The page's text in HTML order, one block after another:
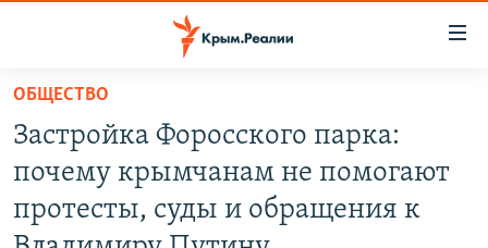
Вернуться
основному
содержанию
СПЕЦПРОЕКТЫ
КАРТА ВОЕННЫХ ОБЪЕКТОВ КРЫМА
ИСТОРИЯ
ОБЩЕСТВО
Застройка Форосского парка:
почему крымчанам не помогают
протесты, суды и обращения к